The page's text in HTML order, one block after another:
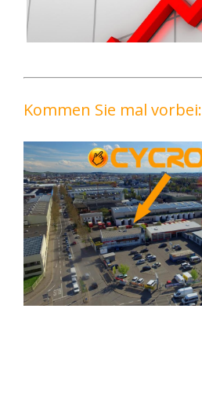
Kommen Sie mal vorbei: